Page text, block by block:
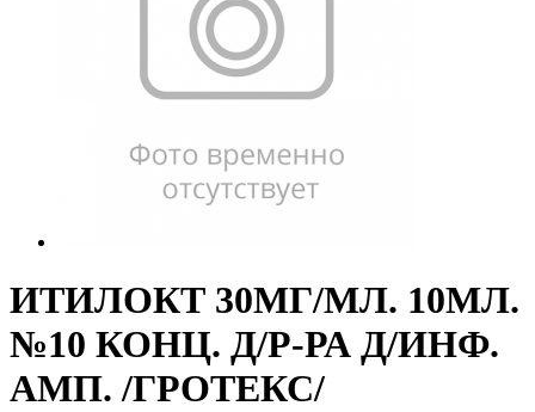
ИТИЛОКТ 30МГ/МЛ. 10МЛ.
№10 КОНЦ. Д/Р-РА Д/ИНФ.
АМП. /ГРОТЕКС/